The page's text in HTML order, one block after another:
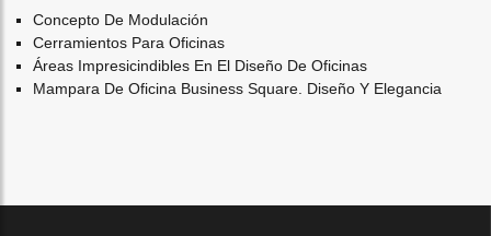
Concepto De Modulación
Cerramientos Para Oficinas
Áreas Impresicindibles En El Diseño De Oficinas
Mampara De Oficina Business Square. Diseño Y Elegancia